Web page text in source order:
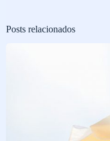
Posts relacionados